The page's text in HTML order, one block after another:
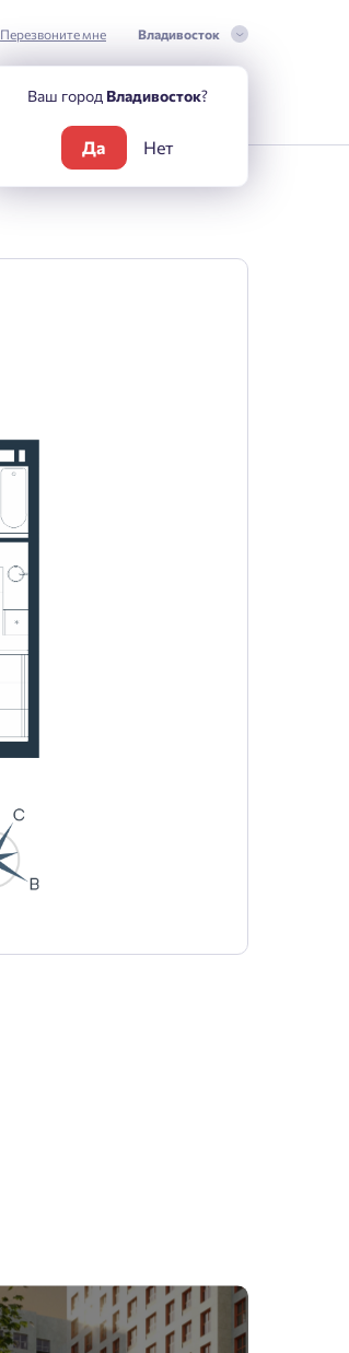
Перезвоните мне Владивосток
Ваш город Владивосток?
Да Нет